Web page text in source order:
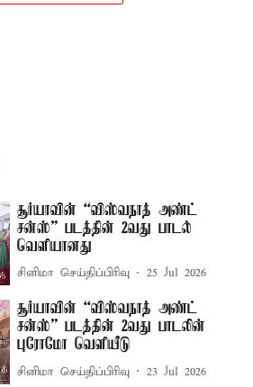
சூர்யாவின் “விஸ்வநாத் அண்ட்
சன்ஸ்” படத்தின் 2வது பாடல்
வெளியானது
சினிமா செய்திப்பிரிவு 25 Jul 2026
சூர்யாவின் “விஸ்வநாத் அண்ட்
சன்ஸ்” படத்தின் 2வது பாடலின்
புரோமோ வெளியீடு
சினிமா செய்திப்பிரிவு 23 Jul 2026